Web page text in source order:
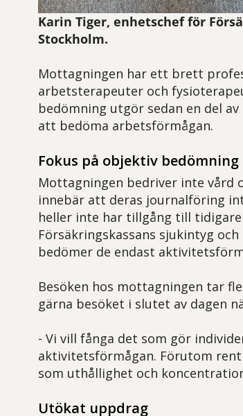
Karin Tiger, enhetschef för
Stockholm.
Mottagningen har ett brett
arbetsterapeuter och
bedömning utgör sedan en del
att bedöma arbetsförmågan.
Fokus på objektiv bedömning
Mottagningen bedriver inte vård
innebär att deras journalföring
heller inte har tillgång till
Försäkringskassans sjukintyg
bedömer de endast
Besöken hos mottagningen tar
gärna besöket i slutet av dagen
- Vi vill fånga det som gör
aktivitetsförmågan. Förutom
som uthållighet och
Utökat uppdrag